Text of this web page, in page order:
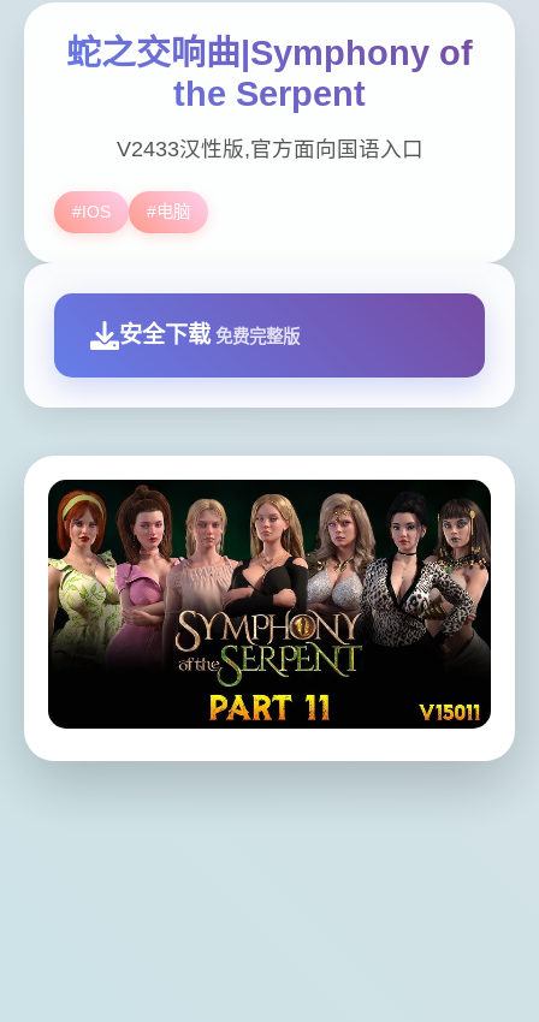
蛇之交响曲|Symphony of
the Serpent
V2433汉性版,官方面向国语入口
#IOS #电脑
安全下载 免费完整版